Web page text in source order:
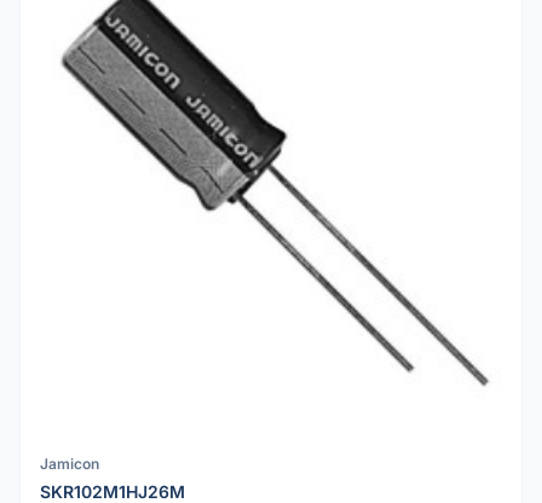
Jamicon
SKR102M1HJ26M